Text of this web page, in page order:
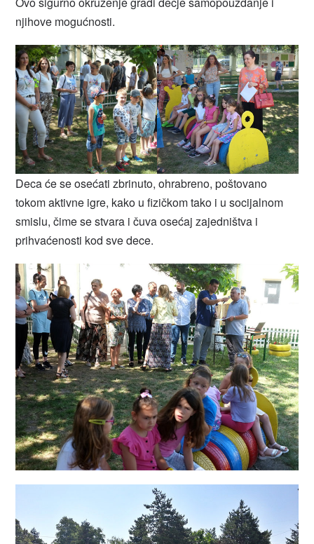
njihove mogućnosti.
Deca će se osećati zbrinuto, ohrabreno, poštovano
tokom aktivne igre, kako u fizičkom tako i u socijalnom
smislu, čime se stvara i čuva osećaj zajedništva i
prihvaćenosti kod sve dece.